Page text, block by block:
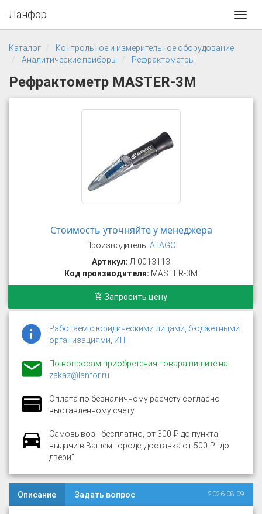
Ланфор
Каталог
Контрольное и измерительное оборудование
Аналитические приборы
Рефрактометры
Рефрактометр MASTER-3M
Стоимость уточняйте у менеджера
Производитель: ATAGO
Артикул: Л-0013113
Код производителя: MASTER-3M
Запросить цену
Работаем с юридическими лицами, бюджетными
организациями, ИП
По вопросам приобретения товара пишите на
zakaz@lanfor.ru
Оплата по безналичному расчету согласно
выставленному счету
Самовывоз - бесплатно, от 300 ₽ до пункта
выдачи в Вашем городе, доставка от 500 ₽ "до
двери"
Описание Задать вопрос 2026-08-09